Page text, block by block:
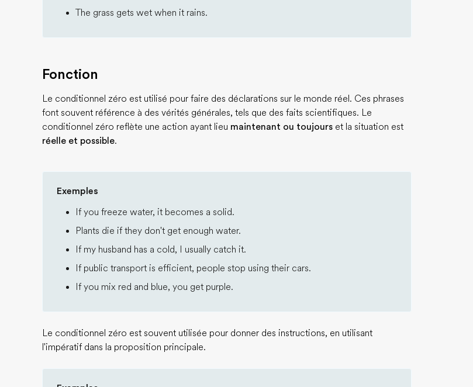
The grass gets wet when it rains.
Fonction
Le conditionnel zéro est utilisé pour faire des déclarations sur le monde réel. Ces phrases
font souvent référence à des vérités générales, tels que des faits scientifiques. Le
conditionnel zéro reflète une action ayant lieu maintenant ou toujours et la situation est
réelle et possible.
Exemples
If you freeze water, it becomes a solid.
Plants die if they don't get enough water.
If my husband has a cold, I usually catch it.
If public transport is efficient, people stop using their cars.
If you mix red and blue, you get purple.
Le conditionnel zéro est souvent utilisée pour donner des instructions, en utilisant
l'impératif dans la proposition principale.